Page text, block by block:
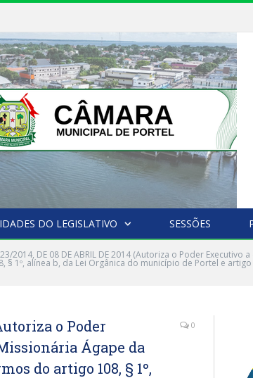
DO LEGISLATIVO SESSÕES
2014, DE 08 DE ABRIL DE 2014 (Autoriza o Poder
1º, alínea b, da Lei Orgânica do município de Portel e artigo
o Poder
Ágape da
do artigo 108, § 1º,
0